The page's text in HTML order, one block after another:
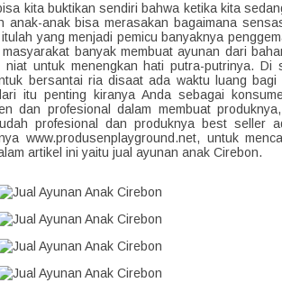
kita buktikan sendiri bahwa ketika kita
anak-anak bisa merasakan bagaimana
itulah yang menjadi pemicu banyaknya
masyarakat banyak membuat ayunan dari
niat untuk menengkan hati putra-putrinya.
bersantai ria disaat ada waktu luang bagi
itu penting kiranya Anda sebagai
dan profesional dalam membuat
profesional dan produknya best seller
www.produsenplayground.net, untuk
artikel ini yaitu jual ayunan anak Cirebon.